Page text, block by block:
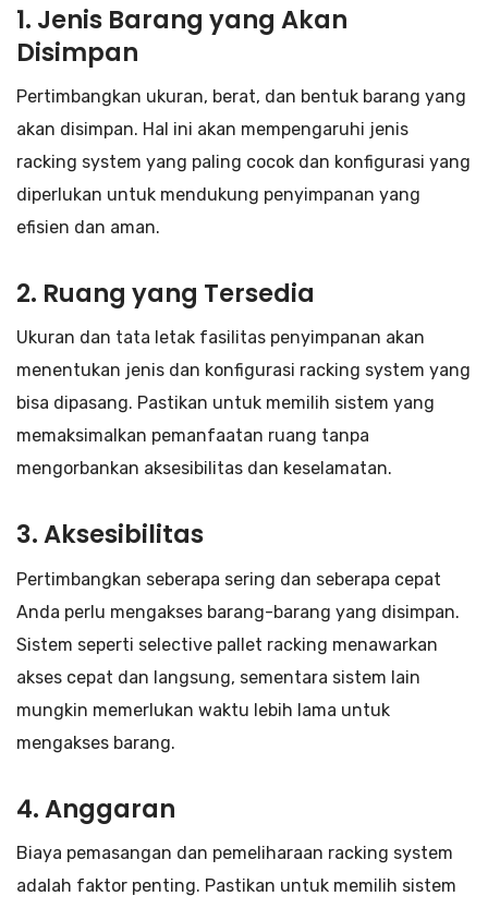
1. Jenis Barang yang Akan
Disimpan
Pertimbangkan ukuran, berat, dan bentuk barang yang
akan disimpan. Hal ini akan mempengaruhi jenis
racking system yang paling cocok dan konfigurasi yang
diperlukan untuk mendukung penyimpanan yang
efisien dan aman.
2. Ruang yang Tersedia
Ukuran dan tata letak fasilitas penyimpanan akan
menentukan jenis dan konfigurasi racking system yang
bisa dipasang. Pastikan untuk memilih sistem yang
memaksimalkan pemanfaatan ruang tanpa
mengorbankan aksesibilitas dan keselamatan.
3. Aksesibilitas
Pertimbangkan seberapa sering dan seberapa cepat
Anda perlu mengakses barang-barang yang disimpan.
Sistem seperti selective pallet racking menawarkan
akses cepat dan langsung, sementara sistem lain
mungkin memerlukan waktu lebih lama untuk
mengakses barang.
4. Anggaran
Biaya pemasangan dan pemeliharaan racking system
adalah faktor penting. Pastikan untuk memilih sistem